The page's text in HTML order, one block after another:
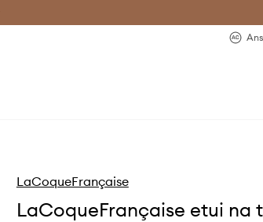
LaCoqueFrançaise
LaCoqueFrançaise etui na